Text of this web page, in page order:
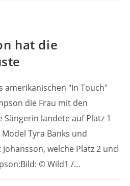
hat die
amerikanischen "In Touch"
die Frau mit den
landete auf Platz 1
Tyra Banks und
welche Platz 2 und
© Wild1 /…